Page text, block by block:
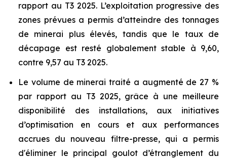
rapport au T3 2025. L’exploitation progressive des
zones prévues a permis d’atteindre des tonnages
de minerai plus élevés, tandis que le taux de
décapage est resté globalement stable à 9,60,
contre 9,57 au T3 2025.
Le volume de minerai traité a augmenté de 27 %
par rapport au T3 2025, grâce à une meilleure
disponibilité des installations, aux initiatives
d’optimisation en cours et aux performances
accrues du nouveau filtre-presse, qui a permis
d'éliminer le principal goulot d’étranglement du